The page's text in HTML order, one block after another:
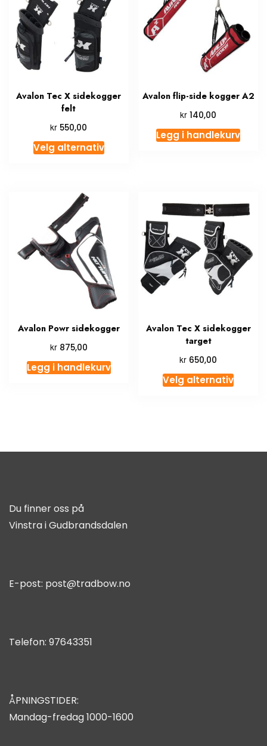
Avalon Tec X sidekogger
felt
kr 550,00
Velg alternativ
Avalon flip-side kogger A2
kr 140,00
Legg i handlekurv
Avalon Powr sidekogger
kr875,00
Legg i handlekurv
Avalon Tec X sidekogger
target
kr 650,00
Velg alternativ
Du finner oss på
Vinstra i Gudbrandsdalen
E-post: post@tradbow.no
Telefon: 97643351
ÅPNINGSTIDER:
Mandag-fredag 1000-1600